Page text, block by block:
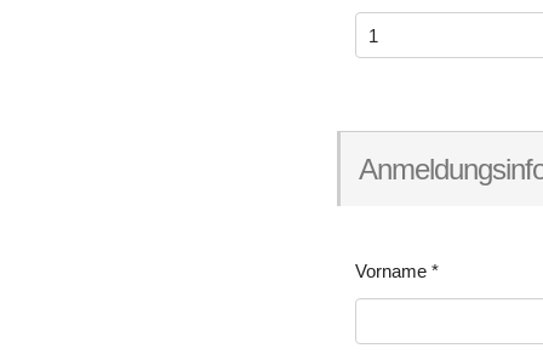
Vorname *